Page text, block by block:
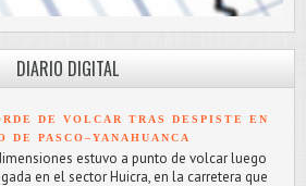
DIARIO DIGITAL
DE VOLCAR TRAS DESPISTE EN
DE PASCO–YANAHUANCA
estuvo a punto de volcar luego
en el sector Huicra, en la carretera que